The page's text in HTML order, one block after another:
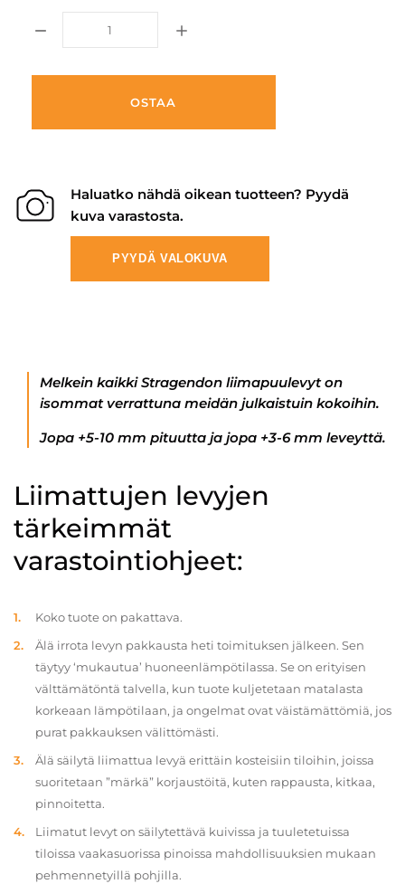
OSTAA
Haluatko nähdä oikean tuotteen? Pyydä
kuva varastosta.
PYYDÄ VALOKUVA
Melkein kaikki Stragendon liimapuulevyt on
isommat verrattuna meidän julkaistuin kokoihin.
Jopa +5-10 mm pituutta ja jopa +3-6 mm leveyttä.
Liimattujen levyjen
tärkeimmät
varastointiohjeet:
Koko tuote on pakattava.
Älä irrota levyn pakkausta heti toimituksen jälkeen. Sen
täytyy ‘mukautua’ huoneenlämpötilassa. Se on erityisen
välttämätöntä talvella, kun tuote kuljetetaan matalasta
korkeaan lämpötilaan, ja ongelmat ovat väistämättömiä, jos
purat pakkauksen välittömästi.
Älä säilytä liimattua levyä erittäin kosteisiin tiloihin, joissa
suoritetaan ”märkä” korjaustöitä, kuten rappausta, kitkaa,
pinnoitetta.
Liimatut levyt on säilytettävä kuivissa ja tuuletetuissa
tiloissa vaakasuorissa pinoissa mahdollisuuksien mukaan
pehmennetyillä pohjilla.